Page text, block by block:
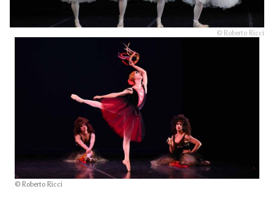
© Roberto Ricci
© Roberto Ricci